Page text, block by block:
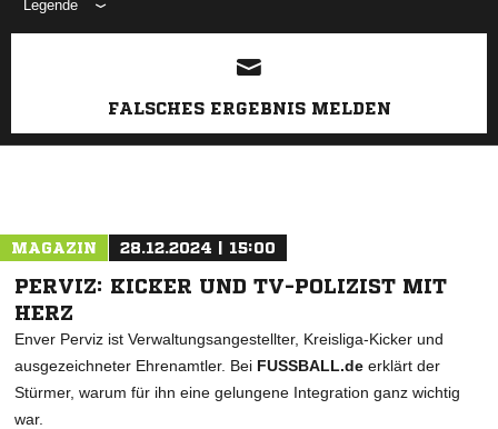
Legende
ANZEIGE
FALSCHES ERGEBNIS MELDEN
MAGAZIN 28.12.2024 | 15:00
PERVIZ: KICKER UND TV-POLIZIST MIT
HERZ
Enver Perviz ist Verwaltungsangestellter, Kreisliga-Kicker und
ausgezeichneter Ehrenamtler. Bei FUSSBALL.de erklärt der
Stürmer, warum für ihn eine gelungene Integration ganz wichtig
war.